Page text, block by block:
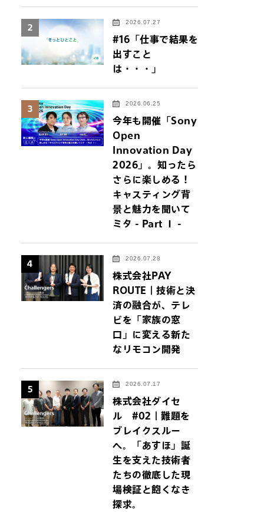
2 2026.07.27
#16「仕事で結果を
出すこと
は・・・」
3 2026.06.25
今年も開催「Sony
Open
Innovation Day
2026」。知ったら
さらに楽しめる！
キャスティング背
景と魅力を聞いて
ミタ - Part Ⅰ -
4 2026.07.28
株式会社PAY
ROUTE｜技術と決
済の融合が、テレ
ビを「家族の窓
口」に変える新た
なリモコン開発
5 2026.07.17
株式会社ダイセ
ル #02｜難題を
ブレイクスルー
へ。「あすほ」誕
生を支えた技術者
たちの徹底した現
場検証と飽くなき
探求。